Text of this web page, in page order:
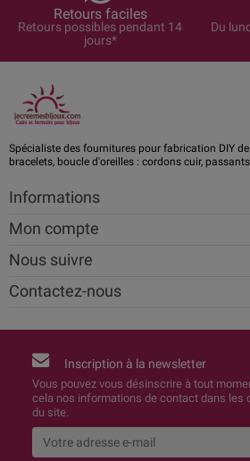
Retours faciles
Retours possibles pendant 14
jours*
Du
Spécialiste des fournitures pour fabrication DIY
bracelets, boucle d'oreilles : cordons cuir,
Informations
Mon compte
Nous suivre
Contactez-nous
Inscription à la newsletter
Vous pouvez vous désinscrire à tout
cela nos informations de contact dans les
du site.